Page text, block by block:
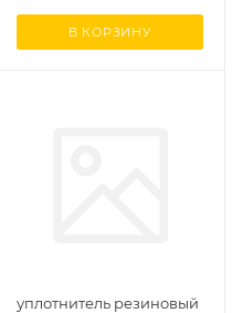
В КОРЗИНУ
уплотнитель резиновый